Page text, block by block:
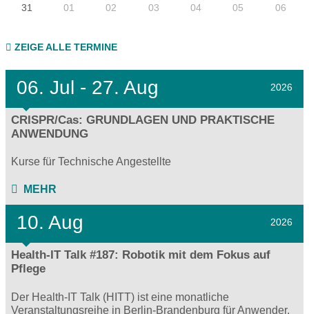
31 01 02 03 04 05 06
ZEIGE ALLE TERMINE
06. Jul - 27. Aug 2026
CRISPR/Cas: GRUNDLAGEN UND PRAKTISCHE
ANWENDUNG
Kurse für Technische Angestellte
MEHR
10. Aug 2026
Health-IT Talk #187: Robotik mit dem Fokus auf
Pflege
Der Health-IT Talk (HITT) ist eine monatliche
Veranstaltungsreihe in Berlin-Brandenburg für Anwender,